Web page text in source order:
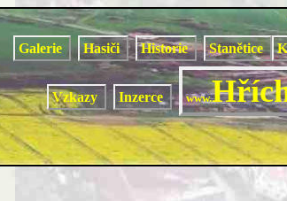
Galerie Hasiči Historie Stanětice
Vzkazy Inzerce www.